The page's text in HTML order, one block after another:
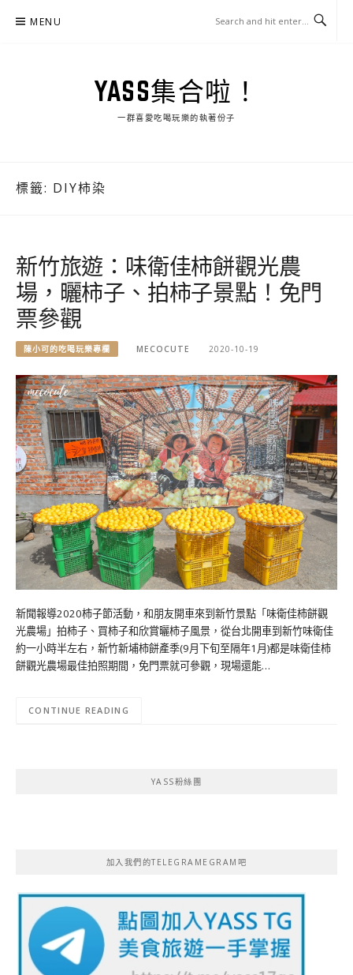
MENU
YASS集合啦！
一群喜愛吃喝玩樂的執著份子
標籤: DIY柿染
新竹旅遊：味衛佳柿餅觀光農
場，曬柿子、拍柿子景點！免門
票參觀
陳小可的吃喝玩樂專欄 MECOCUTE 2020-10-19
新聞報導2020柿子節活動，和朋友開車來到新竹景點「味衛佳柿餅觀
光農場」拍柿子、買柿子和欣賞曬柿子風景，從台北開車到新竹味衛佳
約一小時半左右，新竹新埔柿餅產季(9月下旬至隔年1月)都是味衛佳柿
餅觀光農場最佳拍照期間，免門票就可參觀，現場還能…
CONTINUE READING
YASS粉絲團
加入我們的TELEGRAMEGRAM吧